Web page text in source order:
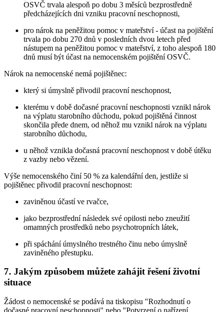
OSVČ trvala alespoň po dobu 3 měsíců bezprostředně
předcházejících dni vzniku pracovní neschopnosti,
pro nárok na peněžitou pomoc v mateřství - účast na pojištění
trvala po dobu 270 dnů v posledních dvou letech před
nástupem na peněžitou pomoc v mateřství, z toho alespoň 180
dnů musí být účast na nemocenském pojištění OSVČ.
Nárok na nemocenské nemá pojištěnec:
který si úmyslně přivodil pracovní neschopnost,
kterému v době dočasné pracovní neschopnosti vznikl nárok
na výplatu starobního důchodu, pokud pojištěná činnost
skončila přede dnem, od něhož mu vznikl nárok na výplatu
starobního důchodu,
u něhož vznikla dočasná pracovní neschopnost v době útěku
z vazby nebo vězení.
Výše nemocenského činí 50 % za kalendářní den, jestliže si
pojištěnec přivodil pracovní neschopnost:
zaviněnou účastí ve rvačce,
jako bezprostřední následek své opilosti nebo zneužití
omamných prostředků nebo psychotropních látek,
při spáchání úmyslného trestného činu nebo úmyslně
zaviněného přestupku.
7. Jakým způsobem můžete zahájit řešení životní
situace
Žádost o nemocenské se podává na tiskopisu "Rozhodnutí o
dočasné pracovní neschopnosti" nebo "Potvrzení o nařízení